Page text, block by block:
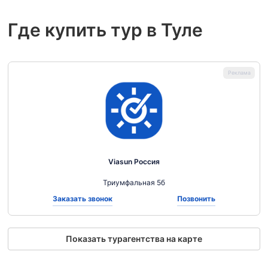
Где купить тур в Туле
Viasun Россия
Триумфальная 5б
Заказать звонок
Позвонить
Показать турагентства на карте